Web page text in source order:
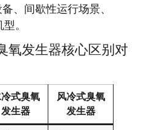
、间歇性运行场景、
。
氧发生器核心区别对
式臭氧
发生器
风冷式臭氧
发生器